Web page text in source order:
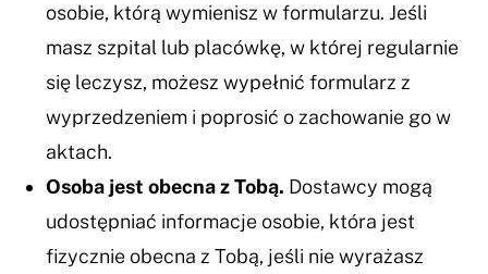
osobie, którą wymienisz w formularzu. Jeśli
masz szpital lub placówkę, w której regularnie
się leczysz, możesz wypełnić formularz z
wyprzedzeniem i poprosić o zachowanie go w
aktach.
Osoba jest obecna z Tobą. Dostawcy mogą
udostępniać informacje osobie, która jest
fizycznie obecna z Tobą, jeśli nie wyrażasz